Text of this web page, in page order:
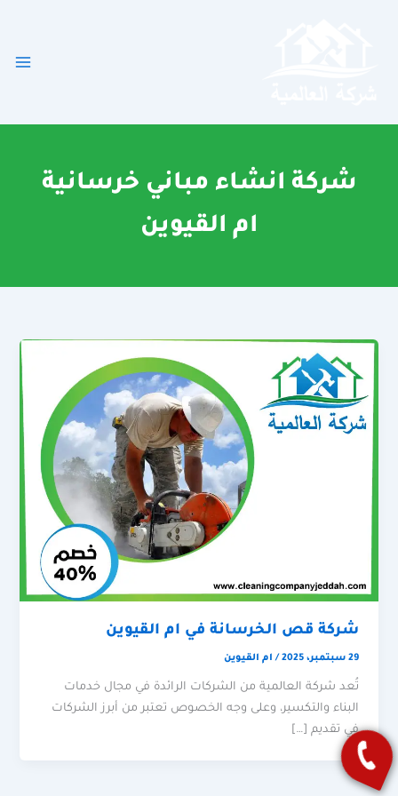
شركة انشاء مباني خرسانية
ام القيوين
شركة قص الخرسانة في ام القيوين
29 سبتمبر، 2025 / ام القيوين
تُعد شركة العالمية من الشركات الرائدة في مجال خدمات
البناء والتكسير، وعلى وجه الخصوص تعتبر من أبرز الشركات
في تقديم […]